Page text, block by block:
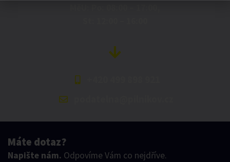
Máte dotaz?
Napište nám. Odpovíme Vám co nejdříve.